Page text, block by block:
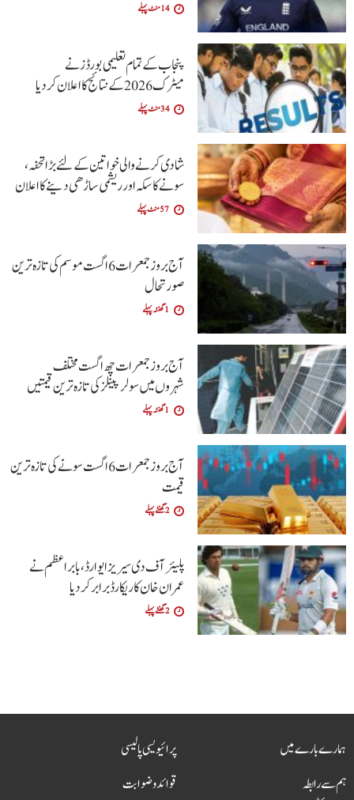
14 منٹ پہلے
پنجاب کے تمام تعلیمی بورڈ ز نے
میٹرک 2026 کے نتائج کا اعلان کردیا
34 منٹ پہلے
شادی کرنے والی خواتین کےلئے بڑا تحفہ،
سونے کا سکہ اور ریشمی ساڑھی دینے کا اعلان
57 منٹ پہلے
آج بروز جمعرات 6 اگست موسم کی تازہ ترین
صورتحال
1 گھنٹہ پہلے
آج بروز جمعرات چھ اگست مختلف
شہروں میں سولر پینلز کی تازہ ترین قیمتیں
1 گھنٹہ پہلے
آج بروز جمعرات 6 اگست سونے کی تازہ ترین
قیمت
2 گھنٹے پہلے
پلیئرآف دی سیریز ایوارڈ،بابراعظم نے
عمران خان کا ریکارڈ برابر کردیا
2 گھنٹے پہلے
ہمارے بارے میں
ہم سے رابطہ
پرائیویسی پالیسی
قوائد و ضوابت